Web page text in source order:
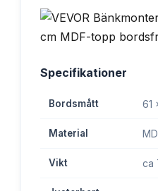
Specifikationer
Bordsmått 61
Material
Vikt ca